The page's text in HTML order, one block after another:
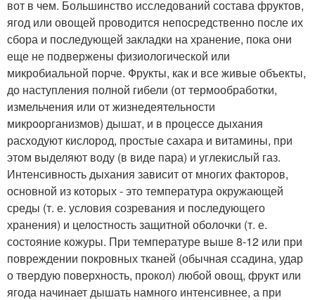
вот в чем. Большинство исследований состава фруктов,
ягод или овощей проводится непосредственно после их
сбора и последующей закладки на хранение, пока они
еще не подвержены физиологической или
микробиальной порче. Фрукты, как и все живые объекты,
до наступления полной гибели (от термообработки,
измельчения или от жизнедеятельности
микроорганизмов) дышат, и в процессе дыхания
расходуют кислород, простые сахара и витамины, при
этом выделяют воду (в виде пара) и углекислый газ.
Интенсивность дыхания зависит от многих факторов,
основной из которых - это температура окружающей
среды (т. е. условия созревания и последующего
хранения) и целостность защитной оболочки (т. е.
состояние кожуры. При температуре выше 8-12 или при
повреждении покровных тканей (обычная ссадина, удар
о твердую поверхность, прокол) любой овощ, фрукт или
ягода начинает дышать намного интенсивнее, а при